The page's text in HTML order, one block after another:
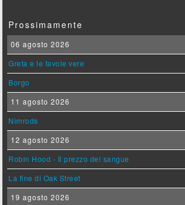
Prossimamente
06 agosto 2026
Greta e le favole vere
Borgo
11 agosto 2026
Nimrods
12 agosto 2026
Robin Hood - Il prezzo del sangue
La fine di Oak Street
19 agosto 2026